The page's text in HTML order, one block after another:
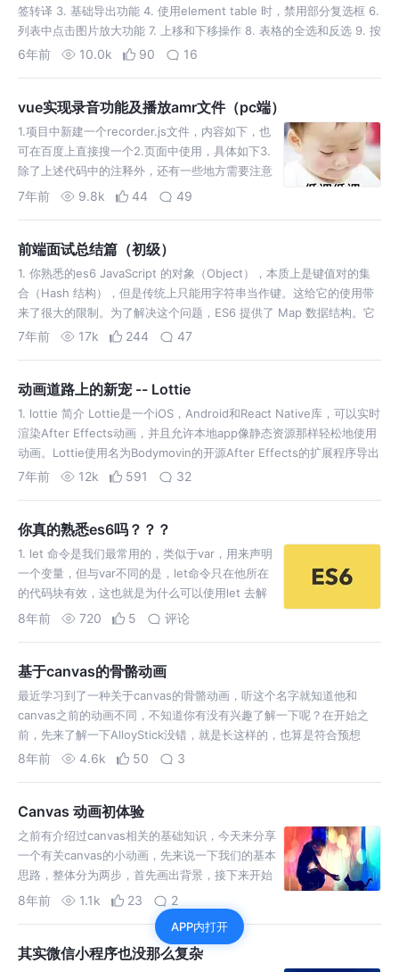
签转译 3. 基础导出功能 4. 使用element table 时，禁用部分复选框 6.
列表中点击图片放大功能 7. 上移和下移操作 8. 表格的全选和反选 9. 按
住说话功能 10. 表格编…
6年前 10.0k 90 16
vue实现录音功能及播放amr文件（pc端）
1.项目中新建一个recorder.js文件，内容如下，也
可在百度上直接搜一个2.页面中使用，具体如下3.
除了上述代码中的注释外，还有一些地方需要注意
上传语音时，一般会有两个参数，一个是语音的路
7年前 9.8k 44 49
前端面试总结篇（初级）
1. 你熟悉的es6 JavaScript 的对象（Object），本质上是键值对的集
合（Hash 结构），但是传统上只能用字符串当作键。这给它的使用带
来了很大的限制。为了解决这个问题，ES6 提供了 Map 数据结构。它
类似于对象，也是键值对的集合，但是“键”的范围不限于字符…
7年前 17k 244 47
动画道路上的新宠 -- Lottie
1. lottie 简介 Lottie是一个iOS，Android和React Native库，可以实时
渲染After Effects动画，并且允许本地app像静态资源那样轻松地使用
动画。Lottie使用名为Bodymovin的开源After Effects的扩展程序导出
的JS…
7年前 12k 591 32
你真的熟悉es6吗？？？
1. let 命令是我们最常用的，类似于var，用来声明
一个变量，但与var不同的是，let命令只在他所在
的代码块有效，这也就是为什么可以使用let 去解
决for循环的问题 2. let不存在变量提升 这样就有
8年前 720 5 评论
基于canvas的骨骼动画
最近学习到了一种关于canvas的骨骼动画，听这个名字就知道他和
canvas之前的动画不同，不知道你有没有兴趣了解一下呢？在开始之
前，先来了解一下AlloyStick没错，就是长这样的，也算是符合预想
8年前 4.6k 50 3
Canvas 动画初体验
之前有介绍过canvas相关的基础知识，今天来分享
一个有关canvas的小动画，先来说一下我们的基本
思路，整体分为两步，首先画出背景，接下来开始
实现动态效果，至于最终的结果是怎么样的，往下
8年前 1.1k 23 2
其实微信小程序也没那么复杂
APP内打开